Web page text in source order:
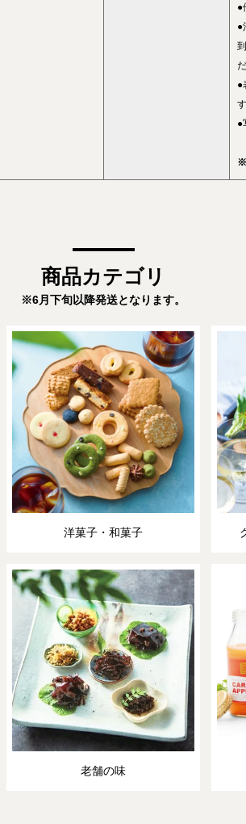
●
●
●
す
●
※
商品カテゴリ
※6月下旬以降発送となります。
洋菓子・和菓子
老舗の味